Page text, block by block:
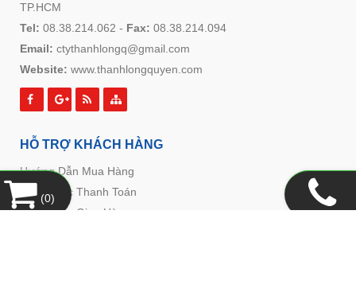
TP.HCM
Tel: 08.38.214.062 - Fax: 08.38.214.094
Email: ctythanhlongq@gmail.com
Website: www.thanhlongquyen.com
HỖ TRỢ KHÁCH HÀNG
Hướng Dẫn Mua Hàng
Hình Thức Thanh Toán
Hình Thức Giao Hàng
(0)